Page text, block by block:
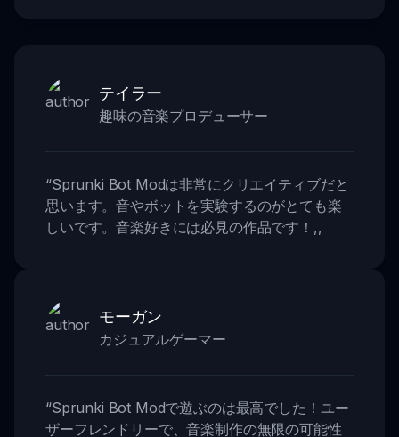
テイラー
趣味の音楽プロデューサー
“Sprunki Bot Modは非常にクリエイティブだと
思います。音やボットを実験するのがとても楽
しいです。音楽好きには必見の作品です！ ,,
モーガン
カジュアルゲーマー
“Sprunki Bot Modで遊ぶのは最高でした！ユー
ザーフレンドリーで、音楽制作の無限の可能性